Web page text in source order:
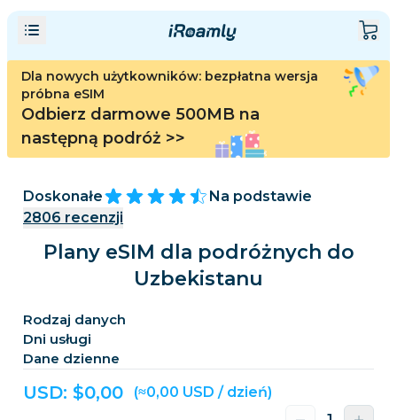
Dla nowych użytkowników: bezpłatna wersja
próbna eSIM
Odbierz darmowe 500MB na
następną podróż >>
Doskonałe
Na podstawie
2806 recenzji
Plany eSIM dla podróżnych do
Uzbekistanu
Rodzaj danych
Dni usługi
Dane dzienne
USD: $0,00 (≈0,00 USD / dzień)